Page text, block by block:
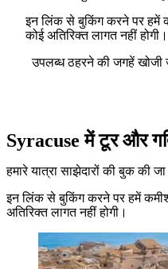
इन लिंक से बुकिंग करने पर हमें
कोई अतिरिक्त लागत नहीं होगी।
उपलब्ध ठहरने की जगहें खोजी
Syracuse में टूर और
हमारे यात्रा साझेदारों की बुक की
इन लिंक से बुकिंग करने पर हमें
अतिरिक्त लागत नहीं होगी।